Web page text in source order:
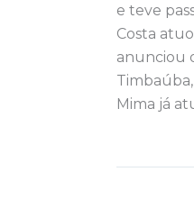
e teve
Costa
anunciou
Mima já